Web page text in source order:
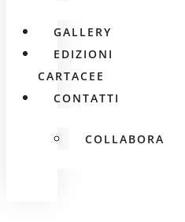
GALLERY
EDIZIONI
CARTACEE
CONTATTI
COLLABORA